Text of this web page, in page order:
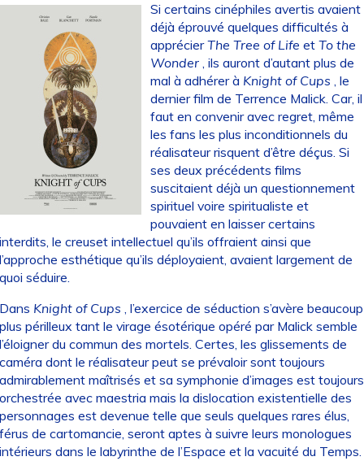
Si certains cinéphiles avertis avaient
déjà éprouvé quelques difficultés à
apprécierThe Tree of Life etTo the
Wonder , ils auront d’autant plus de
mal à adhérer à Knight of Cups , le
dernier film de Terrence Malick. Car, il
faut en convenir avec regret, même
les fans les plus inconditionnels du
réalisateur risquent d’être déçus. Si
ses deux précédents films
suscitaient déjà un questionnement
spirituel voire spiritualiste et
pouvaient en laisser certains
le creuset intellectuel qu’ils offraient ainsi que
esthétique qu’ils déployaient, avaient largement de
séduire.
Knight of Cups , l’exercice de séduction s’avère beaucoup
périlleux tant le virage ésotérique opéré par Malick semble
du commun des mortels. Certes, les glissements de
dont le réalisateur peut se prévaloir sont toujours
maîtrisés et sa symphonie d’images est toujours
avec maestria mais la dislocation existentielle des
est devenue telle que seuls quelques rares élus,
de cartomancie, seront aptes à suivre leurs monologues
dans le labyrinthe de l’Espace et la vacuité du Temps.